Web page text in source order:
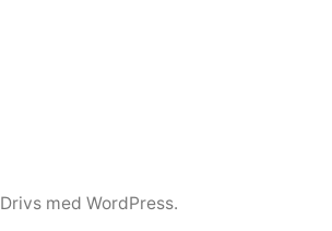
Drivs med WordPress.